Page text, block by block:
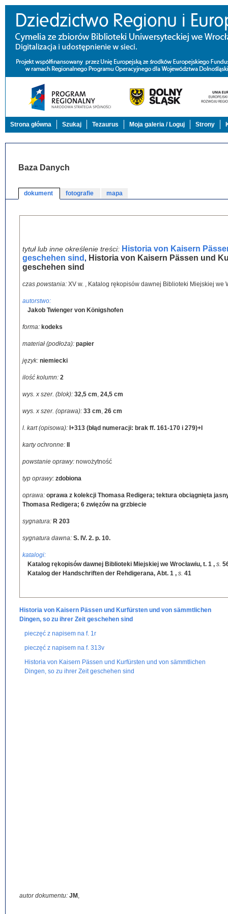
Strona główna Szukaj Tezaurus Moja galeria / Loguj Strony
Baza Danych
dokument fotografie mapa
tytuł lub inne określenie treści: Historia von Kaisern
geschehen sind , Historia von Kaisern Pässen und
geschehen sind
czas powstania: XV w. , Katalog rękopisów dawnej Biblioteki Miejskiej we
autorstwo:
Jakob Twienger von Königshofen
forma: kodeks
materiał (podłoża): papier
język: niemiecki
ilość kolumn: 2
wys. x szer. (blok): 32,5 cm, 24,5 cm
wys. x szer. (oprawa): 33 cm, 26 cm
l. kart (opisowa): I+313 (błąd numeracji: brak ff. 161-170 i 279)+I
karty ochronne:
powstanie oprawy: nowożytność
typ oprawy: zdobiona
oprawa: oprawa z kolekcji Thomasa Redigera; tektura obciągnięta
Thomasa Redigera; 6 zwięzów na grzbiecie
sygnatura: R 203
sygnatura dawna: S. IV. 2. p. 10.
katalogi:
Katalog rękopisów dawnej Biblioteki Miejskiej we Wrocławiu, t. 1 , s.
Katalog der Handschriften der Rehdigerana, Abt. 1 , s. 41
Historia von Kaisern Pässen und Kurfürsten und von sämmtlichen
Dingen, so zu ihrer Zeit geschehen sind
pieczęć z napisem na f. 1r
pieczęć z napisem na f. 313v
Historia von Kaisern Pässen und Kurfürsten und von sämmtlichen
Dingen, so zu ihrer Zeit geschehen sind
autor dokumentu: JM ,